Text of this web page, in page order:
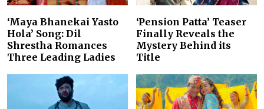
‘Maya Bhanekai Yasto
Hola’ Song: Dil
Shrestha Romances
Three Leading Ladies
‘Pension Patta’ Teaser
Finally Reveals the
Mystery Behind its
Title